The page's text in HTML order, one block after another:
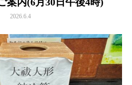
2026.6.4